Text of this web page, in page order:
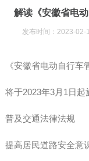
解读《安徽省电
发布时间：2023-02-
《安徽省电动自行车
将于2023年3月1日起
普及交通法律法规
提高居民道路安全意